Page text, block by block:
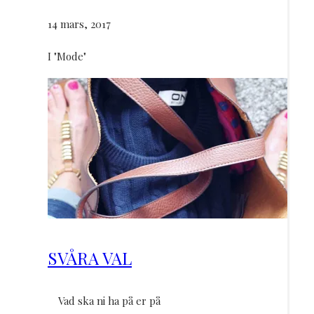
14 mars, 2017
I "Mode"
SVÅRA VAL
Vad ska ni ha på er på